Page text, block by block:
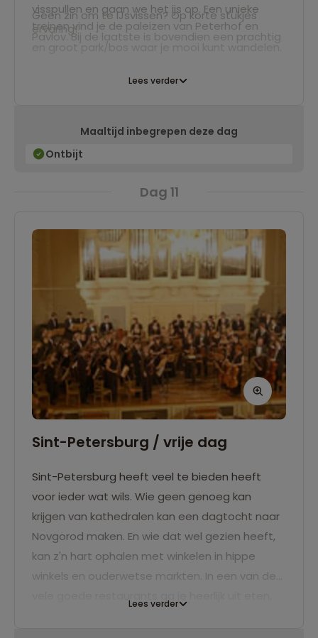
visspullen en gaan we het ijs op. Een unieke
ervaring!
Geen zin om te IJsvissen? Op korte stukjes
treinen vind je de paleizen van Peterhof en
Pavlov. Bij de laatste is bovendien een prachtig
Lees verder
Maaltijd inbegrepen deze dag
Ontbijt
Dag 11
Sint-Petersburg / vrije dag
Sint-Petersburg heeft veel te bieden heeft
voor ieder wat wils. Wie geen genoeg kan
krijgen van kathedralen kan een dagtocht naar
Novgorod maken. En wie dat wel gezien heeft,
kan z'n hart ophalen met winkelen in hippe
winkels en ouderwetse markten. In een van de
Lees verder